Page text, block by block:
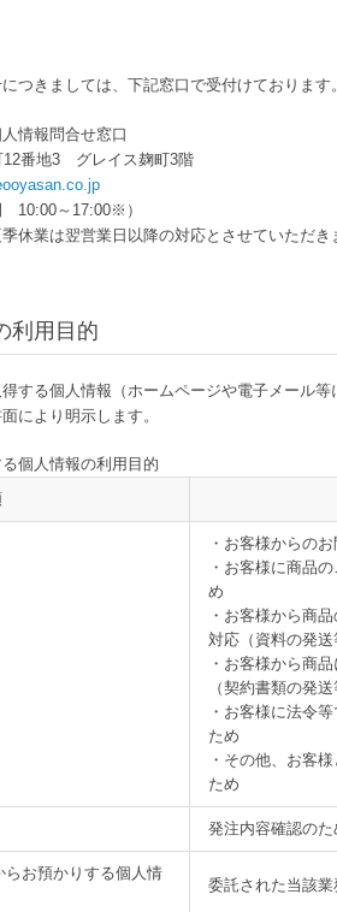
つきましては、下記窓口で受付けております。
情報問合せ窓口
番地3 グレイス麹町3階
10:00～17:00※）
休業は翌営業日以降の対応とさせていただき
利用目的
する個人情報（ホームページや電子メール
により明示します。
個人情報の利用目的
・お客様からの
・お客様に商品
め
・お客様から商
対応（資料の発送
・お客様から商
（契約書類の発
・お客様に法令
ため
・その他、お客
ため
発注内容確認のた
お預かりする個人情
委託された当該